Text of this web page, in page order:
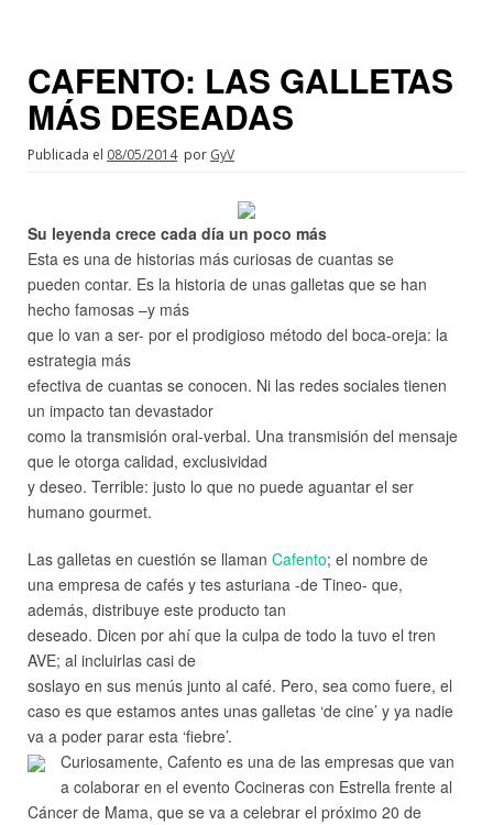
CAFENTO: LAS GALLETAS
MÁS DESEADAS
Publicada el 08/05/2014 por GyV
Su leyenda crece cada día un poco más
Esta es una de historias más curiosas de cuantas se
pueden contar. Es la historia de unas galletas que se han
hecho famosas –y más
que lo van a ser- por el prodigioso método del boca-oreja: la
estrategia más
efectiva de cuantas se conocen. Ni las redes sociales tienen
un impacto tan devastador
como la transmisión oral-verbal. Una transmisión del mensaje
que le otorga calidad, exclusividad
y deseo. Terrible: justo lo que no puede aguantar el ser
humano gourmet.
Las galletas en cuestión se llaman Cafento; el nombre de
una empresa de cafés y tes asturiana -de Tineo- que,
además, distribuye este producto tan
deseado. Dicen por ahí que la culpa de todo la tuvo el tren
AVE; al incluirlas casi de
soslayo en sus menús junto al café. Pero, sea como fuere, el
caso es que estamos antes unas galletas ‘de cine’ y ya nadie
va a poder parar esta ‘fiebre’.
Curiosamente, Cafento es una de las empresas que van
a colaborar en el evento Cocineras con Estrella frente al
Cáncer de Mama, que se va a celebrar el próximo 20 de